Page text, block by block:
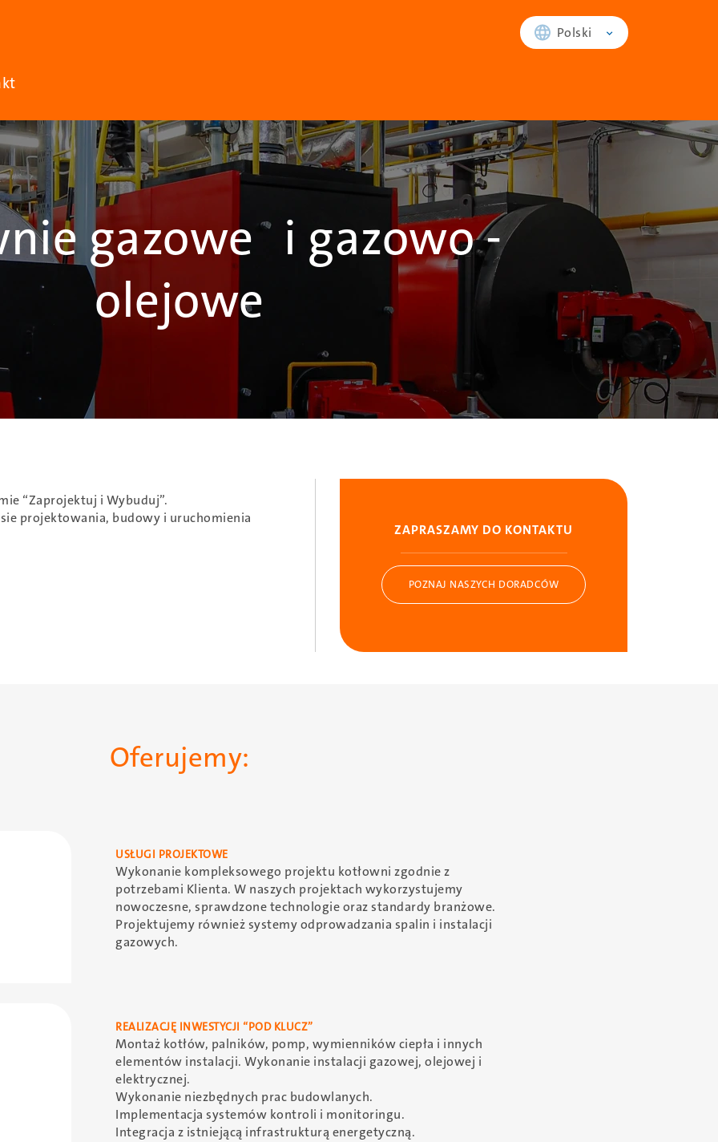
Polski
gazowe i gazowo -
olejowe
“Zaprojektuj i Wybuduj”.
projektowania, budowy i uruchomienia
ZAPRASZAMY DO KONTAKTU
POZNAJ NASZYCH DORADCÓW
Oferujemy:
USŁUGI PROJEKTOWE
Wykonanie kompleksowego projektu kotłowni zgodnie z
potrzebami Klienta. W naszych projektach wykorzystujemy
nowoczesne, sprawdzone technologie oraz standardy branżowe.
Projektujemy również systemy odprowadzania spalin i instalacji
gazowych.
REALIZACJĘ INWESTYCJI “POD KLUCZ”
Montaż kotłów, palników, pomp, wymienników ciepła i innych
elementów instalacji. Wykonanie instalacji gazowej, olejowej i
elektrycznej.
Wykonanie niezbędnych prac budowlanych.
Implementacja systemów kontroli i monitoringu.
Integracja z istniejącą infrastrukturą energetyczną.